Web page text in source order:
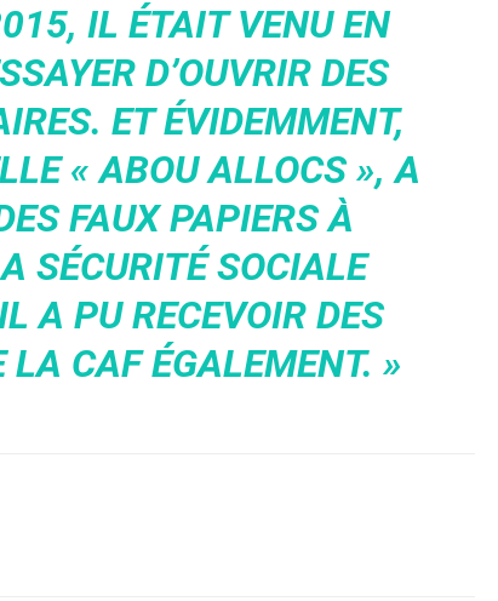
IL ÉTAIT VENU EN
D’OUVRIR DES
ET ÉVIDEMMENT,
« ABOU ALLOCS », A
FAUX PAPIERS À
SÉCURITÉ SOCIALE
A PU RECEVOIR DES
CAF ÉGALEMENT. »